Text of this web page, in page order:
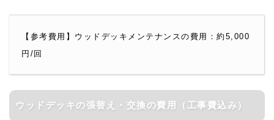
【参考費用】ウッドデッキメンテナンスの費用：約5,000
円/回
ウッドデッキの張替え・交換の費用（工事費込み）